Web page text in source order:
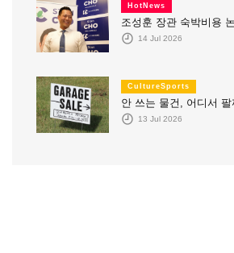
HotNews
조성훈 장관 숙박비용
14 Jul 2026
CultureSports
안 쓰는 물건, 어디서 팔
13 Jul 2026